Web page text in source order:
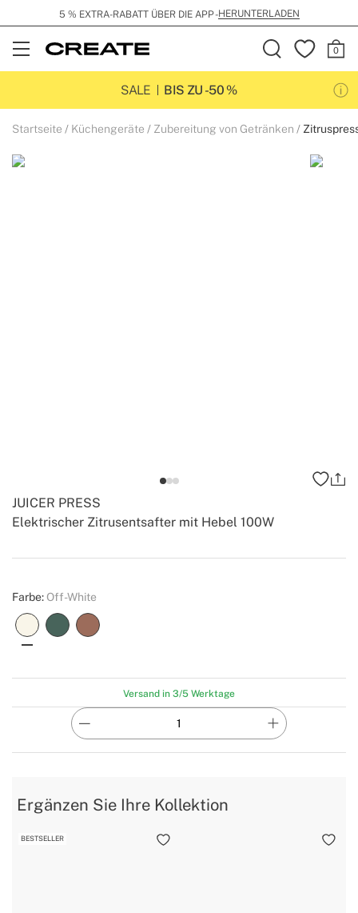
5 % EXTRA-RABATT ÜBER DIE APP -HERUNTERLADEN
Open
Menu
SALE
BIS ZU -50 %
Startseite Küchengeräte Zubereitung von Getränken
Elektrischer Zitrusentsafter mit Hebel 100W
JUICER PRESS
Create
Farbe: Off-White
Versand in 3/5 Werktage
Ergänzen Sie Ihre Kollektion
BESTSELLER